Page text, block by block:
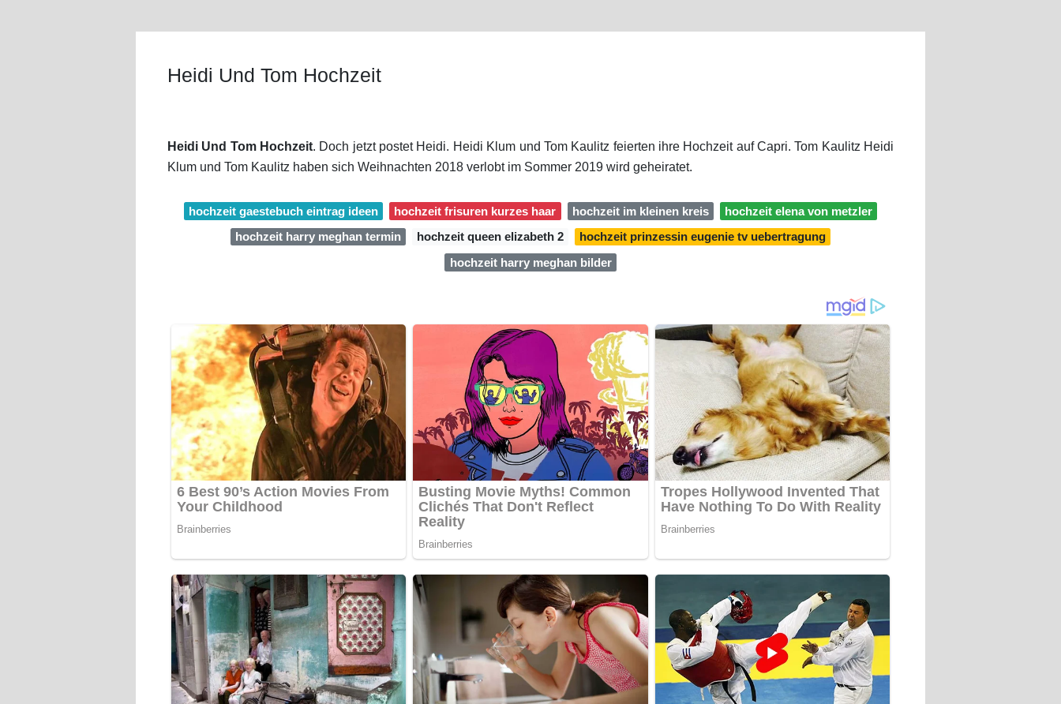
Heidi Und Tom Hochzeit
Heidi Und Tom Hochzeit. Doch jetzt postet Heidi. Heidi Klum und Tom Kaulitz feierten ihre Hochzeit auf Capri. Tom Kaulitz Heidi
Klum und Tom Kaulitz haben sich Weihnachten 2018 verlobt im Sommer 2019 wird geheiratet.
hochzeit gaestebuch eintrag ideen hochzeit frisuren kurzes haar hochzeit im kleinen kreis
hochzeit elena von metzler
hochzeit harry meghan termin
hochzeit queen elizabeth 2
hochzeit prinzessin eugenie tv uebertragung
hochzeit harry meghan bilder